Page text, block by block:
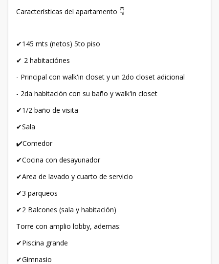
Características del apartamento 👇
✔145 mts (netos) 5to piso
✔ 2 habitaciónes
- Principal con walk'in closet y un 2do closet adicional
- 2da habitación con su baño y walk'in closet
✔1/2 baño de visita
✔Sala
✔️Comedor
✔Cocina con desayunador
✔Area de lavado y cuarto de servicio
✔3 parqueos
✔2 Balcones (sala y habitación)
Torre con amplio lobby, ademas:
✔Piscina grande
✔Gimnasio